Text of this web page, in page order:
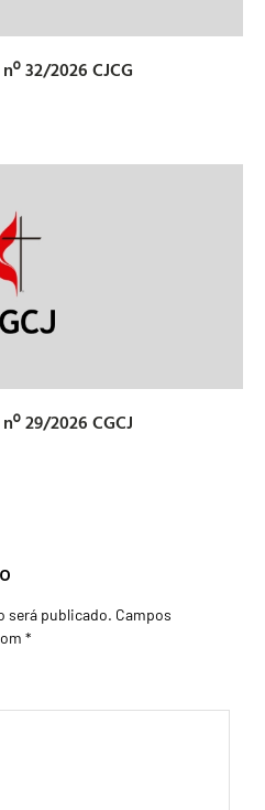
32/2026 CJCG
29/2026 CGCJ
será publicado. Campos
*